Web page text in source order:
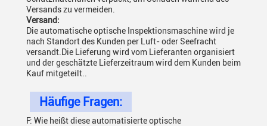
Versands zu vermeiden.
Versand:
Die automatische optische Inspektionsmaschine wird je
nach Standort des Kunden per Luft- oder Seefracht
versandt.Die Lieferung wird vom Lieferanten organisiert
und der geschätzte Lieferzeitraum wird dem Kunden beim
Kauf mitgeteilt..
Häufige Fragen:
F: Wie heißt diese automatisierte optische